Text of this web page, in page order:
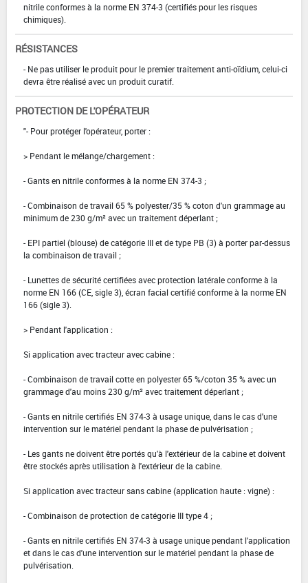
nitrile conformes à la norme EN 374-3 (certifiés pour les risques
chimiques).
RÉSISTANCES
- Ne pas utiliser le produit pour le premier traitement anti-oïdium, celui-ci
devra être réalisé avec un produit curatif.
PROTECTION DE L'OPÉRATEUR
"- Pour protéger l'opérateur, porter :
> Pendant le mélange/chargement :
- Gants en nitrile conformes à la norme EN 374-3 ;
- Combinaison de travail 65 % polyester/35 % coton d'un grammage au
minimum de 230 g/m² avec un traitement déperlant ;
- EPI partiel (blouse) de catégorie III et de type PB (3) à porter par-dessus
la combinaison de travail ;
- Lunettes de sécurité certifiées avec protection latérale conforme à la
norme EN 166 (CE, sigle 3), écran facial certifié conforme à la norme EN
166 (sigle 3).
> Pendant l'application :
Si application avec tracteur avec cabine :
- Combinaison de travail cotte en polyester 65 %/coton 35 % avec un
grammage d'au moins 230 g/m² avec traitement déperlant ;
- Gants en nitrile certifiés EN 374-3 à usage unique, dans le cas d'une
intervention sur le matériel pendant la phase de pulvérisation ;
- Les gants ne doivent être portés qu'à l'extérieur de la cabine et doivent
être stockés après utilisation à l'extérieur de la cabine.
Si application avec tracteur sans cabine (application haute : vigne) :
- Combinaison de protection de catégorie III type 4 ;
- Gants en nitrile certifiés EN 374-3 à usage unique pendant l'application
et dans le cas d'une intervention sur le matériel pendant la phase de
pulvérisation.